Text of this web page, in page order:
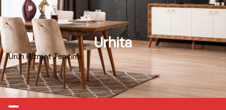
to
content
Urhita
Ürün Hizmet Tanıtımı